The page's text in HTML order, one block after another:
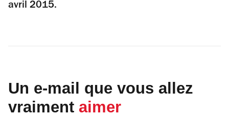
avril 2015.
Un e-mail que vous allez
vraiment aimer